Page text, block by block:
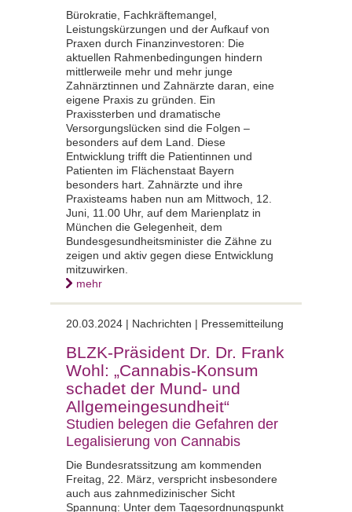
Bürokratie, Fachkräftemangel,
Leistungskürzungen und der Aufkauf von
Praxen durch Finanzinvestoren: Die
aktuellen Rahmenbedingungen hindern
mittlerweile mehr und mehr junge
Zahnärztinnen und Zahnärzte daran, eine
eigene Praxis zu gründen. Ein
Praxissterben und dramatische
Versorgungslücken sind die Folgen –
besonders auf dem Land. Diese
Entwicklung trifft die Patientinnen und
Patienten im Flächenstaat Bayern
besonders hart. Zahnärzte und ihre
Praxisteams haben nun am Mittwoch, 12.
Juni, 11.00 Uhr, auf dem Marienplatz in
München die Gelegenheit, dem
Bundesgesundheitsminister die Zähne zu
zeigen und aktiv gegen diese Entwicklung
mitzuwirken.
mehr
20.03.2024 | Nachrichten | Pressemitteilung
BLZK-Präsident Dr. Dr. Frank
Wohl: „Cannabis-Konsum
schadet der Mund- und
Allgemeingesundheit“
Studien belegen die Gefahren der
Legalisierung von Cannabis
Die Bundesratssitzung am kommenden
Freitag, 22. März, verspricht insbesondere
auch aus zahnmedizinischer Sicht
Spannung: Unter dem Tagesordnungspunkt